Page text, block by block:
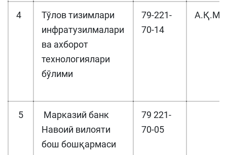
4
Тўлов тизимлари
инфратузилмалари
ва ахборот
технологиялари
бўлими
79-221-
70-14
5
Марказий банк
Навоий вилояти
бош бошқармаси
79 221-
70-05